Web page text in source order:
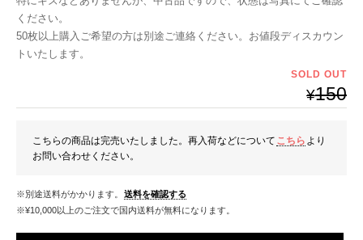
ください。
50枚以上購入ご希望の方は別途ご連絡ください。お値段ディスカウン
トいたします。
SOLD OUT
¥150
こちらの商品は完売いたしました。再入荷などについて こちら より
お問い合わせください。
※別途送料がかかります。 送料を確認する
※¥10,000以上のご注文で国内送料が無料になります。